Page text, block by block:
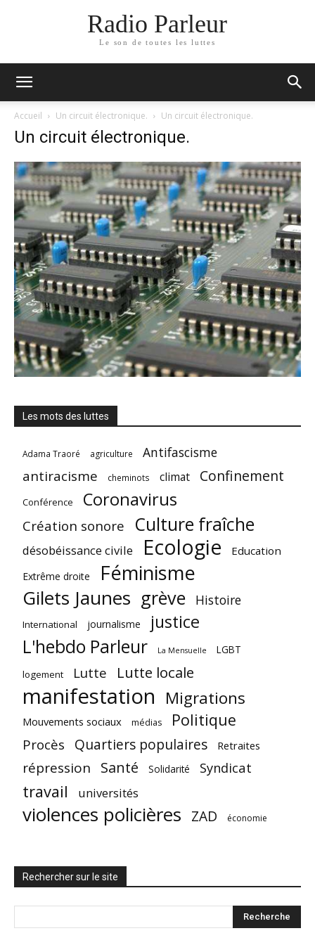
Radio Parleur
Le son de toutes les luttes
Accueil Un circuit électronique. Un circuit électronique.
Un circuit électronique.
Les mots des luttes
Adama Traoré agriculture Antifascisme
antiracisme cheminots climat Confinement
Conférence Coronavirus
Création sonore Culture fraîche
désobéissance civile Ecologie Education
Extrême droite Féminisme
Gilets Jaunes grève Histoire
International journalisme justice
L'hebdo Parleur La Mensuelle
LGBT
logement
Lutte Lutte locale
manifestation Migrations
Mouvements sociaux médias Politique
Procès Quartiers populaires Retraites
répression Santé Solidarité Syndicat
travail universités
violences policières ZAD économie
Rechercher sur le site